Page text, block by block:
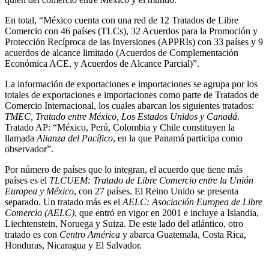
En total, “México cuenta con una red de 12 Tratados de Libre
Comercio con 46 países (TLCs), 32 Acuerdos para la Promoción y
Protección Recíproca de las Inversiones (APPRIs) con 33 países y 9
acuerdos de alcance limitado (Acuerdos de Complementación
Económica ACE, y Acuerdos de Alcance Parcial)”.
La información de exportaciones e importaciones se agrupa por los
totales de exportaciones e importaciones como parte de Tratados de
Comercio Internacional, los cuales abarcan los siguientes tratados:
TMEC, Tratado entre México, Los Estados Unidos y Canadá.
Tratado AP: “México, Perú, Colombia y Chile constituyen la
llamadaAlianza del Pacífico, en la que Panamá participa como
observador”.
Por número de países que lo integran, el acuerdo que tiene más
países es el TLCUEM: Tratado de Libre Comercio entre la Unión
Europea y México, con 27 países. El Reino Unido se presenta
separado. Un tratado más es elAELC: Asociación Europea de Libre
Comercio (AELC), que entró en vigor en 2001 e incluye a Islandia,
Liechtenstein, Noruega y Suiza. De este lado del atlántico, otro
tratado es con Centro América y abarca Guatemala, Costa Rica,
Honduras, Nicaragua y El Salvador.